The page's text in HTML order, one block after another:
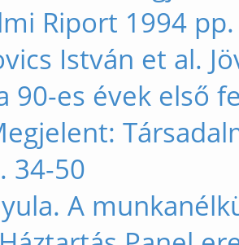
Riport 1994
István et al.
90-es évek első
34-50
A